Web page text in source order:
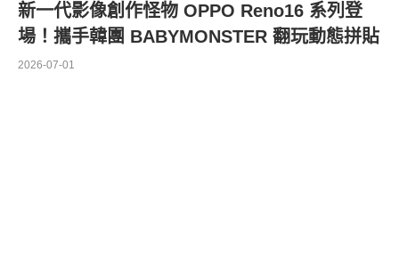
新一代影像創作怪物 OPPO Reno16 系列登
場！攜手韓團 BABYMONSTER 翻玩動態拼貼
2026-07-01